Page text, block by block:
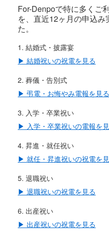
For-Denpoで特に多くご
を、直近12ヶ月の申込
た。
結婚式・披露宴
▶ 結婚祝いの祝電を見る
葬儀・告別式
▶ 弔電・お悔やみ電報を見る
入学・卒業祝い
▶ 入学・卒業祝いの電報を
昇進・就任祝い
▶ 就任・昇進祝いの祝電を
退職祝い
▶ 退職祝いの祝電を見る
出産祝い
▶ 出産祝いの祝電を見る